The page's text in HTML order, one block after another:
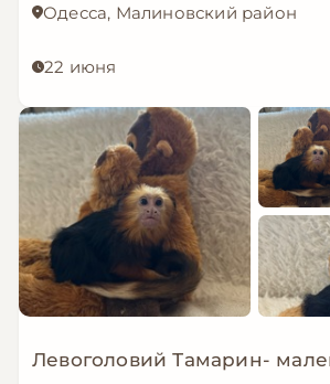
Одесса, Малиновский район
22 июня